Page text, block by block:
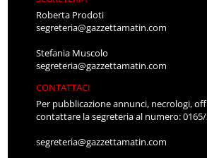
Roberta Prodoti
segreteria@gazzettamatin.com
Stefania Muscolo
segreteria@gazzettamatin.com
CONTATTACI
Per pubblicazione annunci, necrologi,
contattare la segreteria al numero: 0165/
segreteria@gazzettamatin.com